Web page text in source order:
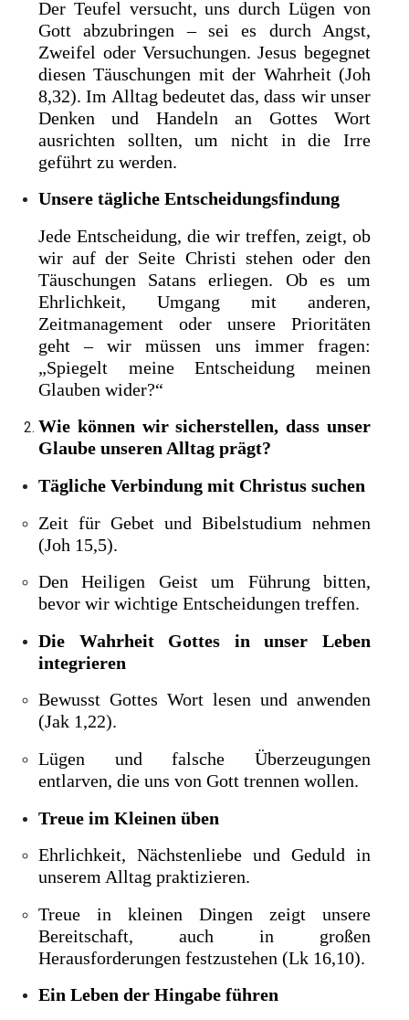
Der Teufel versucht, uns durch Lügen von
Gott abzubringen – sei es durch Angst,
Zweifel oder Versuchungen. Jesus begegnet
diesen Täuschungen mit der Wahrheit (Joh
8,32). Im Alltag bedeutet das, dass wir unser
Denken und Handeln an Gottes Wort
ausrichten sollten, um nicht in die Irre
geführt zu werden.
Unsere tägliche Entscheidungsfindung
Jede Entscheidung, die wir treffen, zeigt, ob
wir auf der Seite Christi stehen oder den
Täuschungen Satans erliegen. Ob es um
Ehrlichkeit, Umgang mit anderen,
Zeitmanagement oder unsere Prioritäten
geht – wir müssen uns immer fragen:
„Spiegelt meine Entscheidung meinen
Glauben wider?“
Wie können wir sicherstellen, dass unser
Glaube unseren Alltag prägt?
Tägliche Verbindung mit Christus suchen
Zeit für Gebet und Bibelstudium nehmen
(Joh 15,5).
Den Heiligen Geist um Führung bitten,
bevor wir wichtige Entscheidungen treffen.
Die Wahrheit Gottes in unser Leben
integrieren
Bewusst Gottes Wort lesen und anwenden
(Jak 1,22).
Lügen und falsche Überzeugungen
entlarven, die uns von Gott trennen wollen.
Treue im Kleinen üben
Ehrlichkeit, Nächstenliebe und Geduld in
unserem Alltag praktizieren.
Treue in kleinen Dingen zeigt unsere
Bereitschaft, auch in großen
Herausforderungen festzustehen (Lk 16,10).
Ein Leben der Hingabe führen